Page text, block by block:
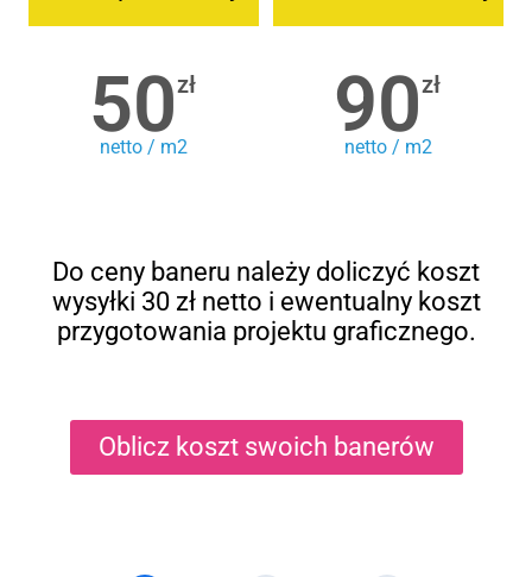
50zł
netto / m2 90zł
netto / m2
Do ceny baneru należy doliczyć koszt
wysyłki 30 zł netto i ewentualny koszt
przygotowania projektu graficznego.
Oblicz koszt swoich banerów